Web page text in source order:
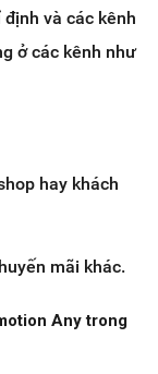
và các kênh
ở các kênh như
hay khách
mãi khác.
Any trong